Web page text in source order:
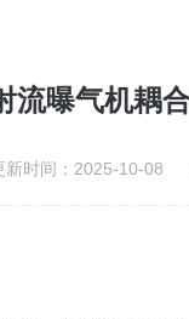
流曝气机耦
新时间：2025-10-08